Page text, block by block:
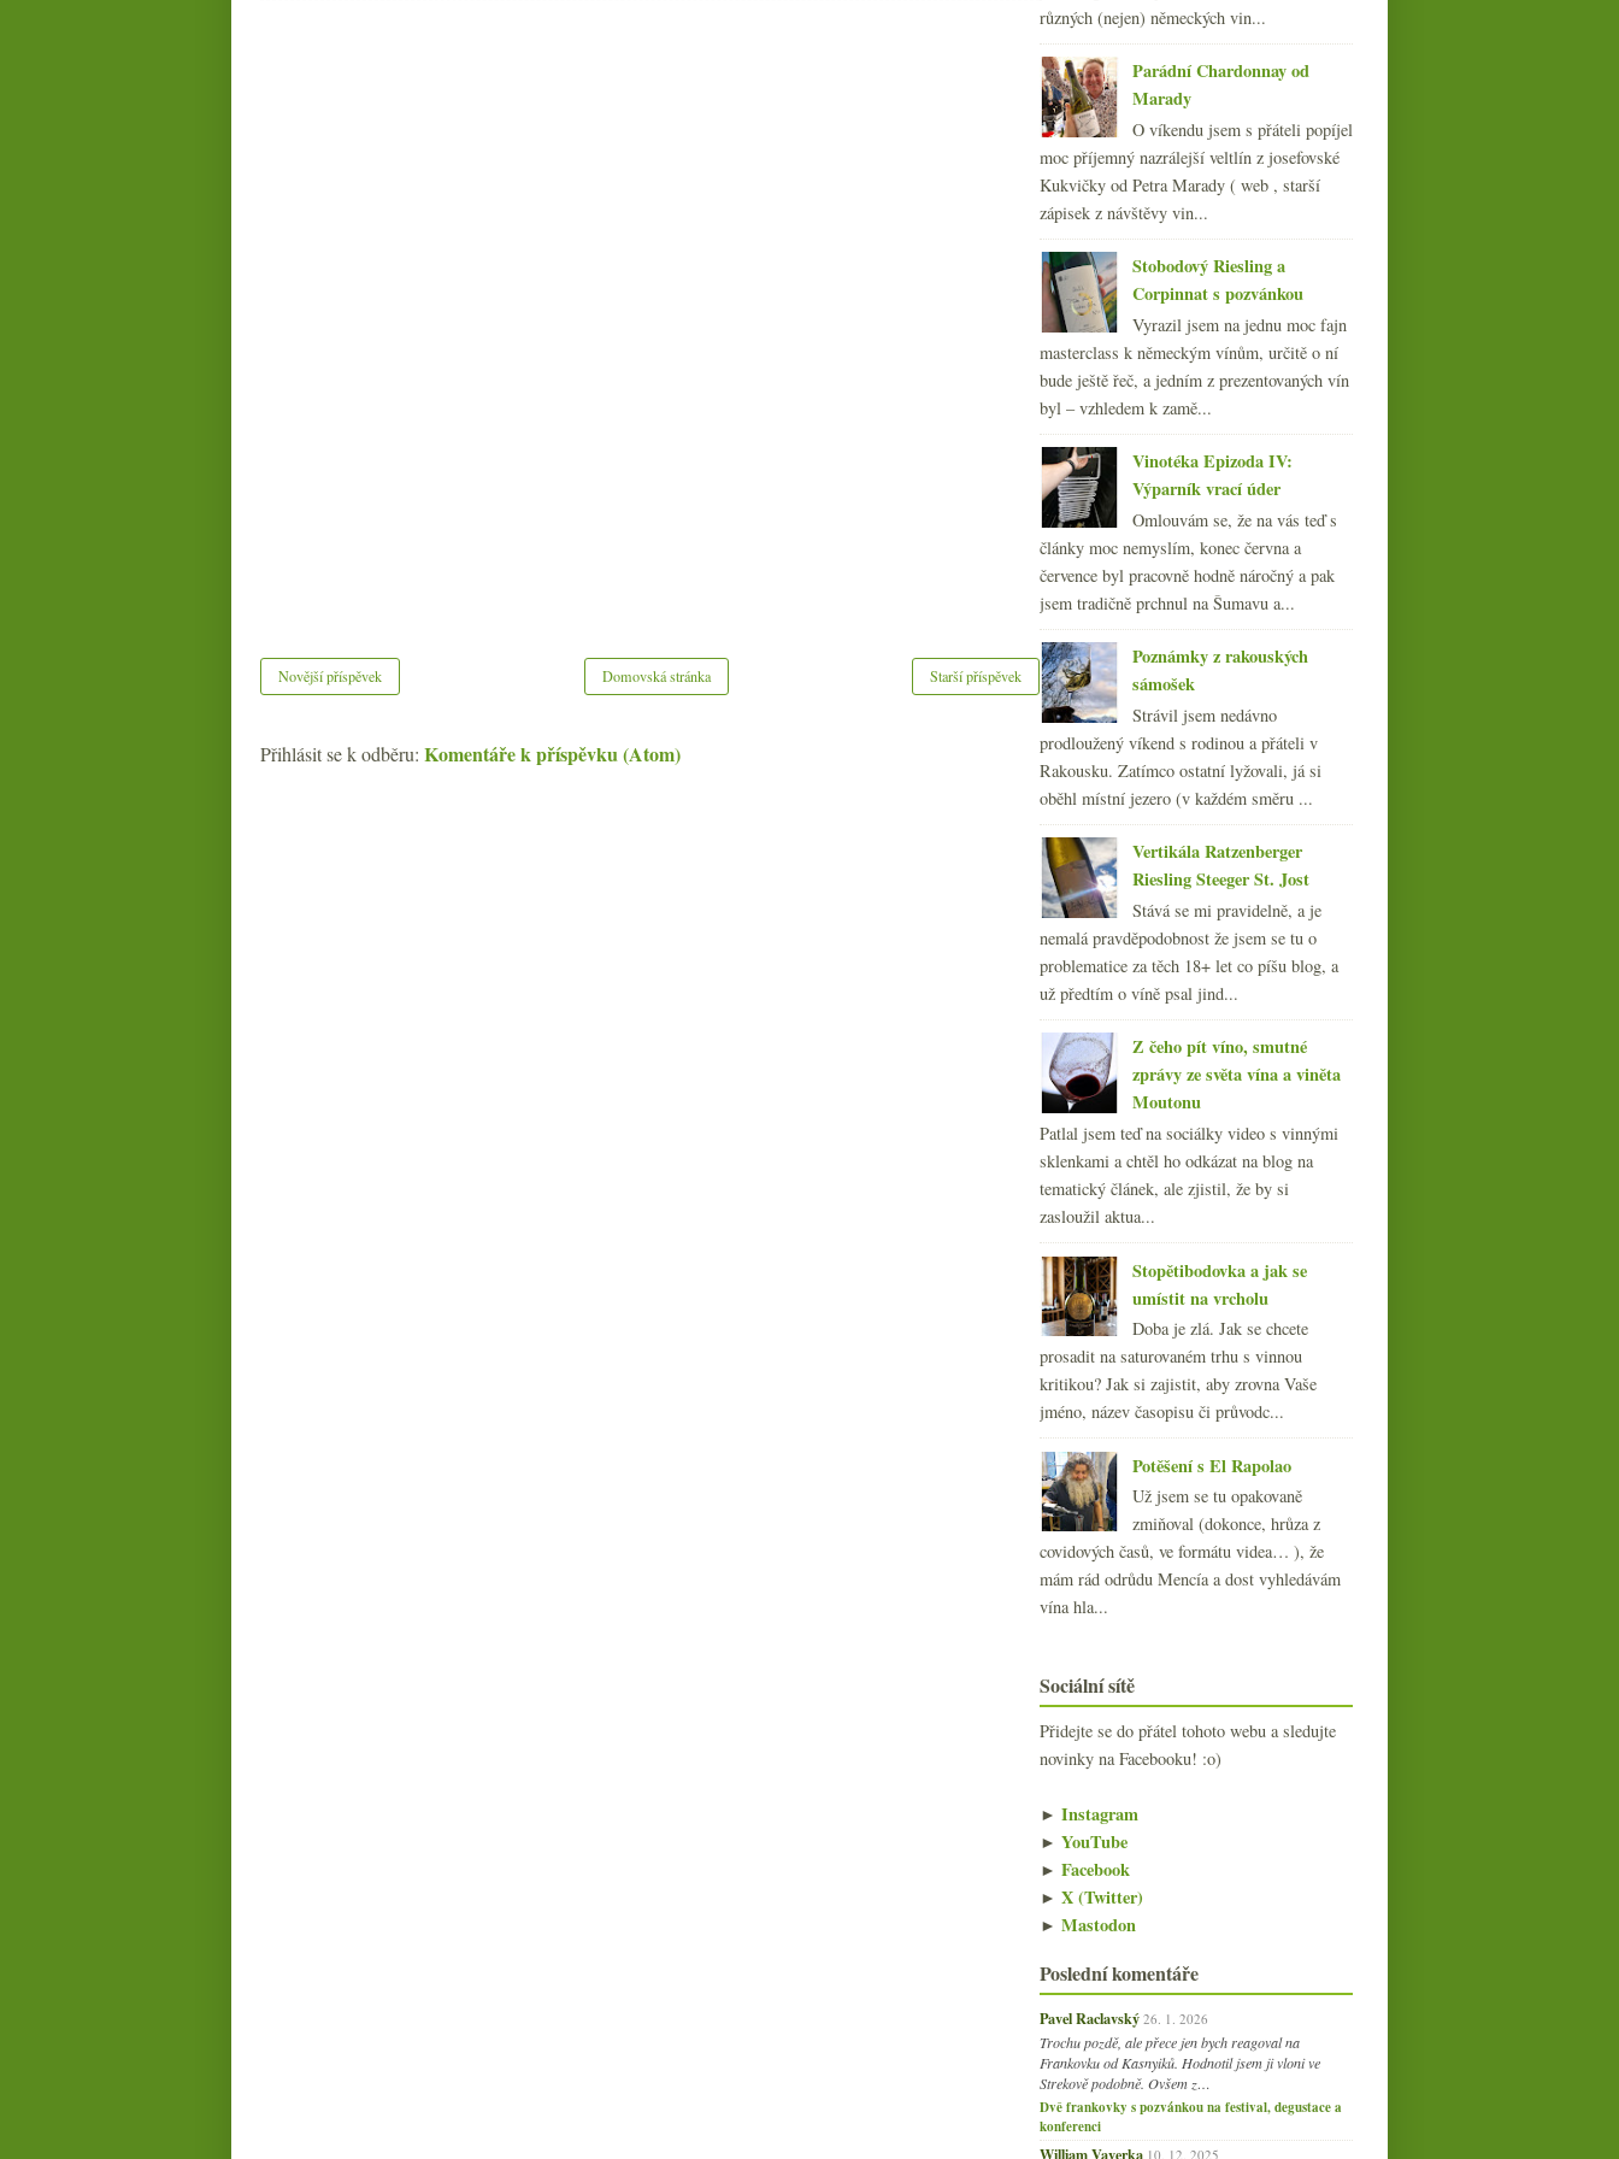
Novější příspěvek Starší příspěvek
Domovská stránka
Přihlásit se k odběru: Komentáře k příspěvku (Atom)
různých (nejen) německých vin...
Parádní Chardonnay od
Marady
O víkendu jsem s přáteli popíjel
moc příjemný nazrálejší veltlín z josefovské
Kukvičky od Petra Marady ( web , starší
zápisek z návštěvy vin...
Stobodový Riesling a
Corpinnat s pozvánkou
Vyrazil jsem na jednu moc fajn
masterclass k německým vínům, určitě o ní
bude ještě řeč, a jedním z prezentovaných vín
byl – vzhledem k zamě...
Vinotéka Epizoda IV:
Výparník vrací úder
Omlouvám se, že na vás teď s
články moc nemyslím, konec června a
července byl pracovně hodně náročný a pak
jsem tradičně prchnul na Šumavu a...
Poznámky z rakouských
sámošek
Strávil jsem nedávno
prodloužený víkend s rodinou a přáteli v
Rakousku. Zatímco ostatní lyžovali, já si
oběhl místní jezero (v každém směru ...
Vertikála Ratzenberger
Riesling Steeger St. Jost
Stává se mi pravidelně, a je
nemalá pravděpodobnost že jsem se tu o
problematice za těch 18+ let co píšu blog, a
už předtím o víně psal jind...
Z čeho pít víno, smutné
zprávy ze světa vína a viněta
Moutonu
Patlal jsem teď na sociálky video s vinnými
sklenkami a chtěl ho odkázat na blog na
tematický článek, ale zjistil, že by si
zasloužil aktua...
Stopětibodovka a jak se
umístit na vrcholu
Doba je zlá. Jak se chcete
prosadit na saturovaném trhu s vinnou
kritikou? Jak si zajistit, aby zrovna Vaše
jméno, název časopisu či průvodc...
Potěšení s El Rapolao
Už jsem se tu opakovaně
zmiňoval (dokonce, hrůza z
covidových časů, ve formátu videa… ), že
mám rád odrůdu Mencía a dost vyhledávám
vína hla...
Sociální sítě
Přidejte se do přátel tohoto webu a sledujte
novinky na Facebooku! :o)
► Instagram
► YouTube
► Facebook
► X (Twitter)
► Mastodon
Poslední komentáře
Pavel Raclavský 26. 1. 2026
Trochu pozdě, ale přece jen bych reagoval na
Frankovku od Kasnyiků. Hodnotil jsem ji vloni ve
Strekově podobně. Ovšem z…
Dvě frankovky s pozvánkou na festival, degustace a
konferenci
William Vaverka 10. 12. 2025